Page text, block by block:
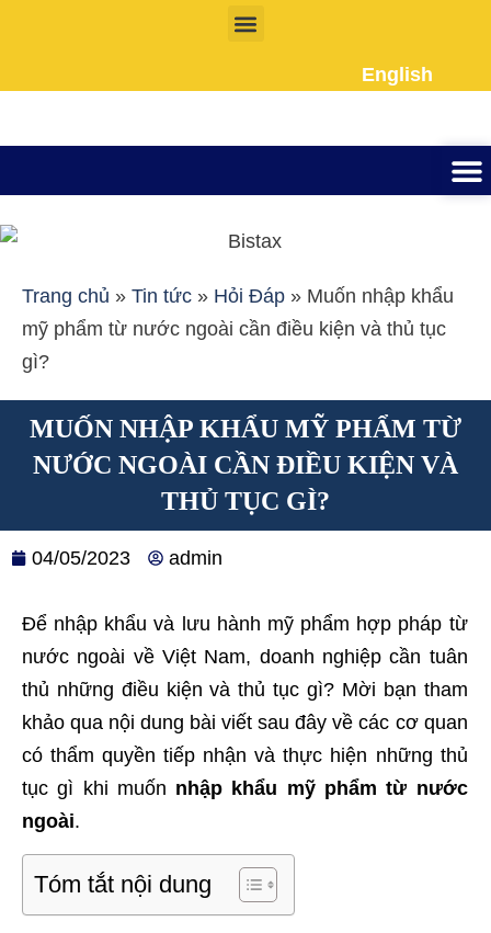
English
Trang chủ » Tin tức » Hỏi Đáp » Muốn nhập khẩu
mỹ phẩm từ nước ngoài cần điều kiện và thủ tục
gì?
MUỐN NHẬP KHẨU MỸ PHẨM TỪ
NƯỚC NGOÀI CẦN ĐIỀU KIỆN VÀ
THỦ TỤC GÌ?
04/05/2023 admin
Để nhập khẩu và lưu hành mỹ phẩm hợp pháp từ
nước ngoài về Việt Nam, doanh nghiệp cần tuân
thủ những điều kiện và thủ tục gì? Mời bạn tham
khảo qua nội dung bài viết sau đây về các cơ quan
có thẩm quyền tiếp nhận và thực hiện những thủ
tục gì khi muốn nhập khẩu mỹ phẩm từ nước
ngoài.
Tóm tắt nội dung